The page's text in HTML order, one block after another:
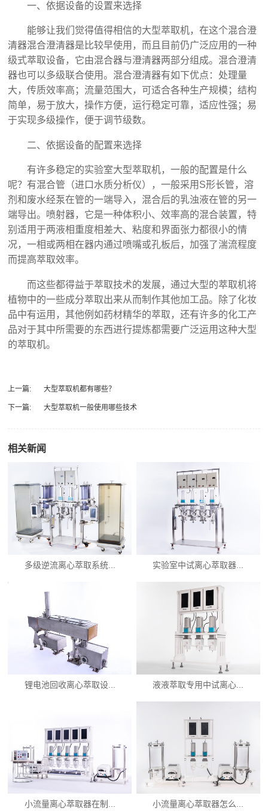
一、依据设备的设置来选择
能够让我们觉得值得相信的大型萃取机，在这个混合澄
清器混合澄清器是比较早使用，而且目前仍广泛应用的一种
级式萃取设备，它由混合器与澄清器两部分组成。混合澄清
器也可以多级联合使用。混合澄清器有如下优点：处理量
大，传质效率高；流量范围大，可适合各种生产规模；结构
简单，易于放大，操作方便，运行稳定可靠，适应性强；易
于实现多级操作，便于调节级数。
二、依据设备的配置来选择
有许多稳定的实验室大型萃取机，一般的配置是什么
呢？有混合管（进口水质分析仪），一般采用S形长管，溶
剂和废水经泵在管的一端导入，混合后的乳浊液在管的另一
端导出。喷射器，它是一种体积小、效率高的混合装置，特
别适用于两液相重度相差大、粘度和界面张力都很小的情
况，一相或两相在器内通过喷嘴或孔板后，加强了湍流程度
而提高萃取效率。
而这些都得益于萃取技术的发展，通过大型的萃取机将
植物中的一些成分萃取出来从而制作其他加工品。除了化妆
品中有运用，其他例如药材精华的萃取，还有许多的化工产
品对于其中所需要的东西进行提炼都需要广泛运用这种大型
的萃取机。
上一篇: 大型萃取机都有哪些？
下一篇: 大型萃取机一般使用哪些技术
相关新闻
多级逆流离心萃取系统... 实验室中试离心萃取器...
锂电池回收离心萃取设... 液液萃取专用中试离心...
小流量离心萃取器在制... 小流量离心萃取器怎么...